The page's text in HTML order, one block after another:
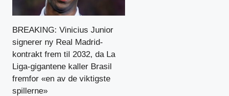
BREAKING: Vinicius Junior
signerer ny Real Madrid-
kontrakt frem til 2032, da La
Liga-gigantene kaller Brasil
fremfor «en av de viktigste
spillerne»